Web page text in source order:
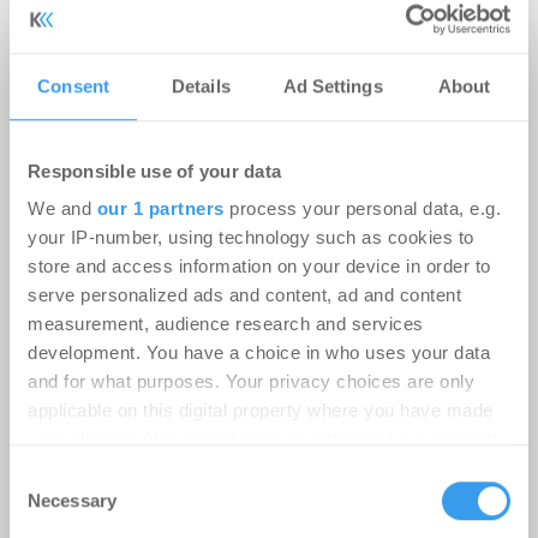
Consent Details Ad Settings About
Responsible use of your data
We and our 1 partners process your personal data, e.g.
your IP-number, using technology such as cookies to
store and access information on your device in order to
serve personalized ads and content, ad and content
measurement, audience research and services
development. You have a choice in who uses your data
and for what purposes. Your privacy choices are only
applicable on this digital property where you have made
the Privacy trigger icon.
Selection
Necessary
Ampega Asset Management gewinnt
ODDO BHF SE für den SKYPER
Büro | Deals Miete-06.08.2026
Login für den ganzen Artikel Wenn noch nicht
registriert, erstellen Sie sich jetzt Ihren
kostenlosen Account, um auf die neusten ...